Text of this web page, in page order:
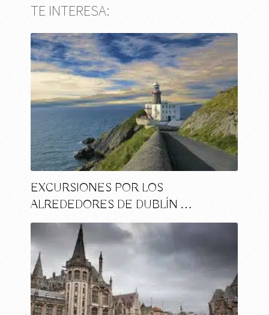
TE INTERESA:
EXCURSIONES POR LOS
ALREDEDORES DE DUBLÍN …